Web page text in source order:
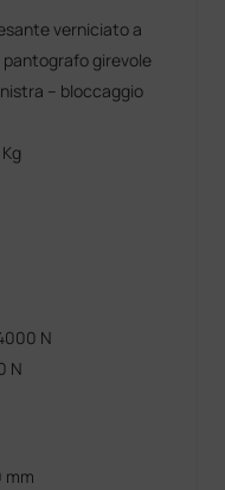
verniciato a
girevole
– bloccaggio
N
N
mm